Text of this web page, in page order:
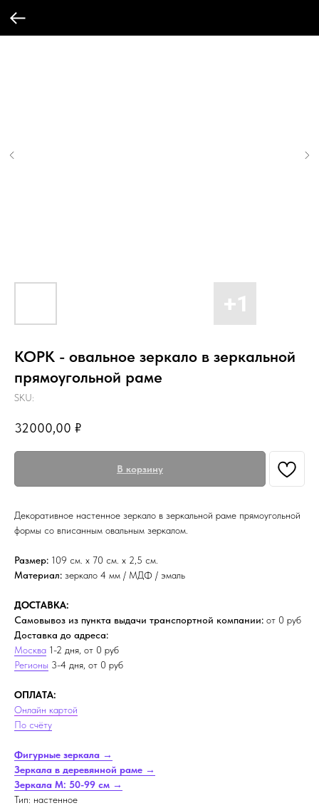
КОРК - овальное зеркало в зеркальной
прямоугольной раме
SKU:
32000,00 ₽
В корзину
Декоративное настенное зеркало в зеркальной раме прямоугольной
формы со вписанным овальным зеркалом.
Размер: 109 см. х 70 см. х 2,5 см.
Материал: зеркало 4 мм / МДФ / эмаль
ДОСТАВКА:
Самовывоз из пункта выдачи транспортной компании: от 0 руб
Доставка до адреса:
Москва 1-2 дня, от 0 руб
Регионы 3-4 дня, от 0 руб
ОПЛАТА:
Онлайн картой
По счёту
Фигурные зеркала →
Зеркала в деревянной раме →
Зеркала M: 50-99 см →
Тип: настенное